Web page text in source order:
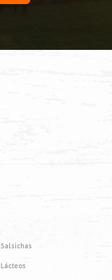
Salsichas
Lácteos